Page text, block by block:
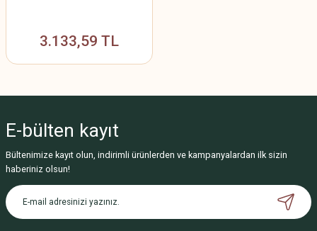
3.133,59 TL
E-bülten kayıt
Bültenimize kayıt olun, indirimli ürünlerden ve kampanyalardan ilk sizin
haberiniz olsun!